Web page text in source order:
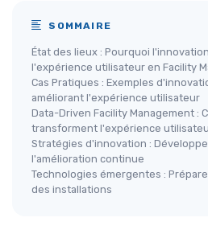
SOMMAIRE
État des lieux : Pourquoi
l'expérience utilisateur en Facility
Cas Pratiques : Exemples
améliorant l'expérience utilisateur
Data-Driven Facility Management :
transforment l'expérience
Stratégies d'innovation :
l'amélioration continue
Technologies émergentes :
des installations